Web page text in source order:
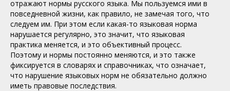
отражают нормы русского языка. Мы пользуемся ими в
повседневной жизни, как правило, не замечая того, что
следуем им. При этом если какая-то языковая норма
нарушается регулярно, это значит, что языковая
практика меняется, и это объективный процесс.
Поэтому и нормы постоянно меняются, и это также
фиксируется в словарях и справочниках, что означает,
что нарушение языковых норм не обязательно должно
иметь правовые последствия.